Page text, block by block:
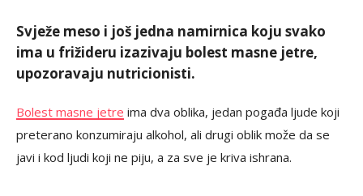
Svježe meso i još jedna namirnica koju svako
ima u frižideru izazivaju bolest masne jetre,
upozoravaju nutricionisti.
Bolest masne jetre ima dva oblika, jedan pogađa ljude koji
preterano konzumiraju alkohol, ali drugi oblik može da se
javi i kod ljudi koji ne piju, a za sve je kriva ishrana.